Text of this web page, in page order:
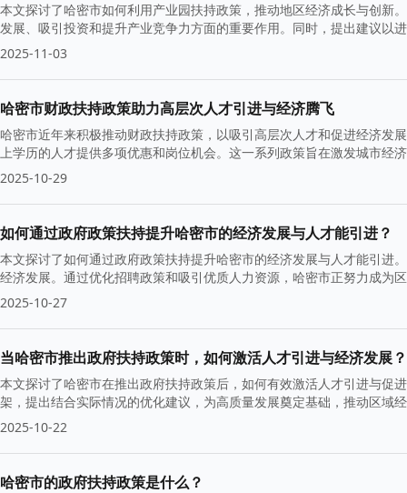
本文探讨了哈密市如何利用产业园扶持政策，推动地区经济成长与创新
发展、吸引投资和提升产业竞争力方面的重要作用。同时，提出建议以
2025-11-03
哈密市财政扶持政策助力高层次人才引进与经济腾飞
哈密市近年来积极推动财政扶持政策，以吸引高层次人才和促进经济发
上学历的人才提供多项优惠和岗位机会。这一系列政策旨在激发城市经
2025-10-29
如何通过政府政策扶持提升哈密市的经济发展与人才能引进？
本文探讨了如何通过政府政策扶持提升哈密市的经济发展与人才能引进
经济发展。通过优化招聘政策和吸引优质人力资源，哈密市正努力成为
2025-10-27
当哈密市推出政府扶持政策时，如何激活人才引进与经济发展？
本文探讨了哈密市在推出政府扶持政策后，如何有效激活人才引进与促
架，提出结合实际情况的优化建议，为高质量发展奠定基础，推动区域
2025-10-22
哈密市的政府扶持政策是什么？